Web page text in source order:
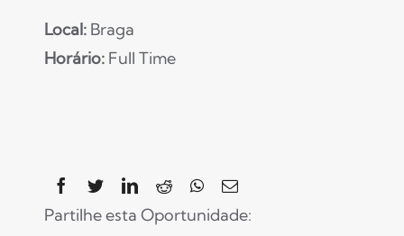
Local: Braga
Horário: Full Time
Partilhe esta Oportunidade: